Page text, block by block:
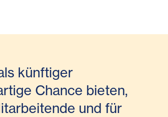
künftiger
Chance bieten,
und für